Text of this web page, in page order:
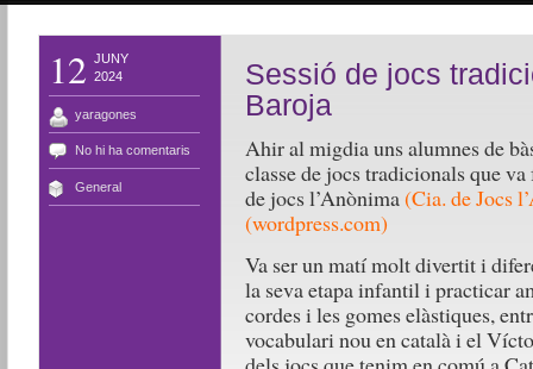
12 JUNY
2024
yaragones
No hi ha comentaris
General
Sessió de jocs
Baroja
Ahir al migdia uns alumnes de
classe de jocs tradicionals que
de jocs l’Anònima(Cia. de Jocs
(wordpress.com)
Va ser un matí molt divertit i
la seva etapa infantil i practicar
cordes i les gomes elàstiques,
vocabulari nou en català i el